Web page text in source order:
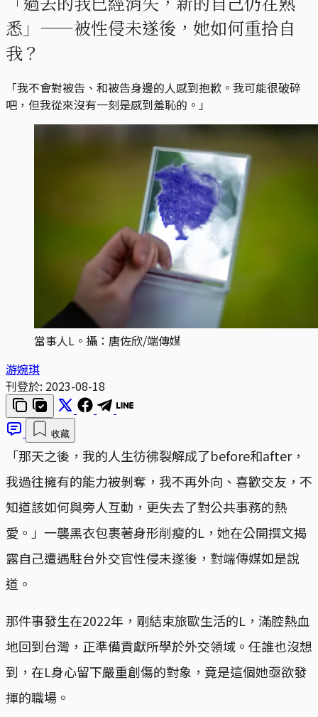
悉」——被性侵未遂後，她如何重拾自
我？
「我不會對被告、和被告身邊的人感到抱歉。我可能很破碎
吧，但我從來沒有一刻是感到羞恥的。」
當事人L。攝：唐佐欣/端傳媒
游婉琪
刊登於: 2023-08-18
收藏
「那天之後，我的人生彷彿裂解成了before和after，
我過往擁有的能力被剝奪，我不再外向、喜歡交友，不
知道該如何與旁人互動，更失去了對公共事務的熱
愛。」一襲黑衣包裹著身形削瘦的L，她在公開撰文揭
露自己遭遇駐台外交官性侵未遂後，對端傳媒如是說
道。
那件事發生在2022年，剛結束旅歐生活的L，滿腔熱血
地回到台灣，正準備貢獻所學於外交領域。任誰也沒想
到，在L身心留下嚴重創傷的對象，竟是這個她亟欲發
揮的職場。